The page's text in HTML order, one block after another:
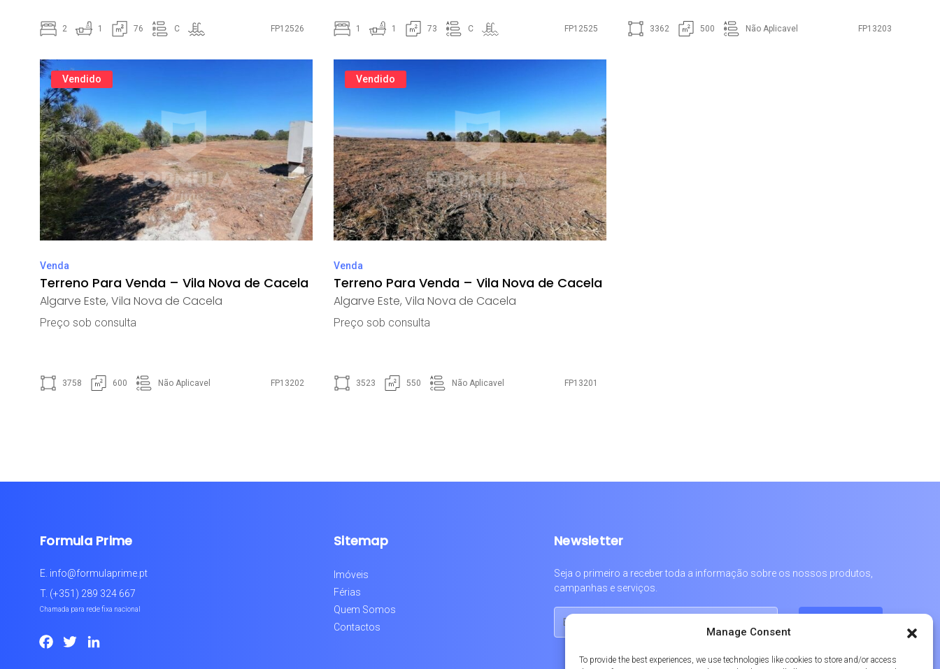
Manage Consent
To provide the best experiences, we use technologies like cookies to store and/or access
2 1 76 C FP12526 1 1 73 C FP12525 3362 500 Não Aplicavel FP13203
Vendido
Venda
Terreno Para Venda – Vila Nova de Cacela
Algarve Este, Vila Nova de Cacela
Preço sob consulta
3758 600 Não Aplicavel FP13202
Vendido
Venda
Terreno Para Venda – Vila Nova de Cacela
Algarve Este, Vila Nova de Cacela
Preço sob consulta
3523 550 Não Aplicavel FP13201
Formula Prime
E. info@formulaprime.pt
T. (+351) 289 324 667
Chamada para rede fixa nacional
Facebook
Twitter
Sitemap
Imóveis
Férias
Quem Somos
Contactos
Newsletter
Seja o primeiro a receber toda a informação sobre os nossos produtos,
campanhas e serviços.